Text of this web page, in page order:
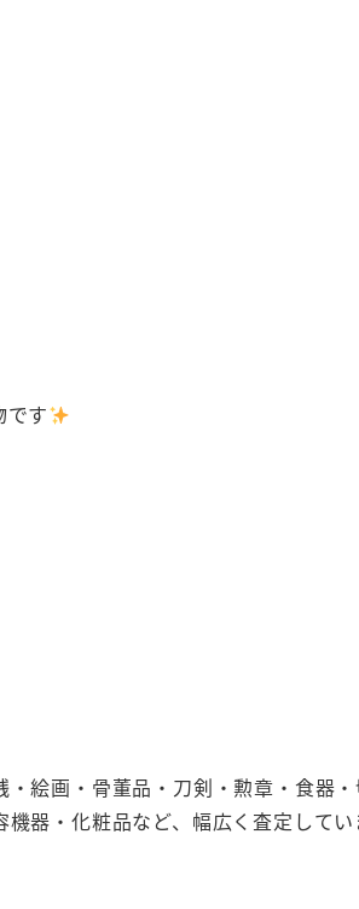
です
絵画・骨董品・刀剣・勲章・食器
器・化粧品など、幅広く査定してい